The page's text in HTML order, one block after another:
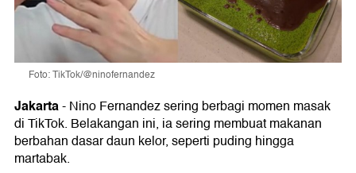
Foto: TikTok/@ninofernandez
Jakarta-Nino Fernandez sering berbagi momen masak
di TikTok. Belakangan ini, ia sering membuat makanan
berbahan dasar daun kelor, seperti puding hingga
martabak.